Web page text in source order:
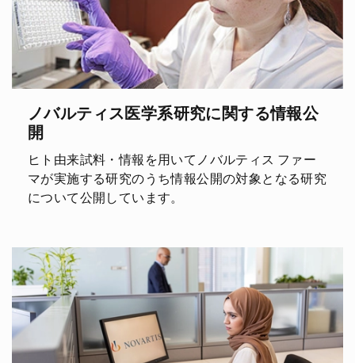
ノバルティス医学系研究に関する情報公
開
ヒト由来試料・情報を用いてノバルティス ファー
マが実施する研究のうち情報公開の対象となる研究
について公開しています。